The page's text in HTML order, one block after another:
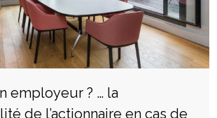
employeur ? … la
de l’actionnaire en cas de